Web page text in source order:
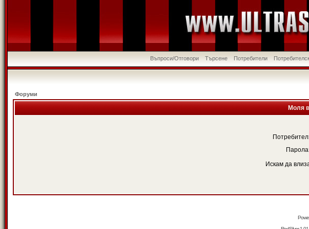
Въпроси/Отговори Търсене Потребители
Форуми
Моля
Искам да